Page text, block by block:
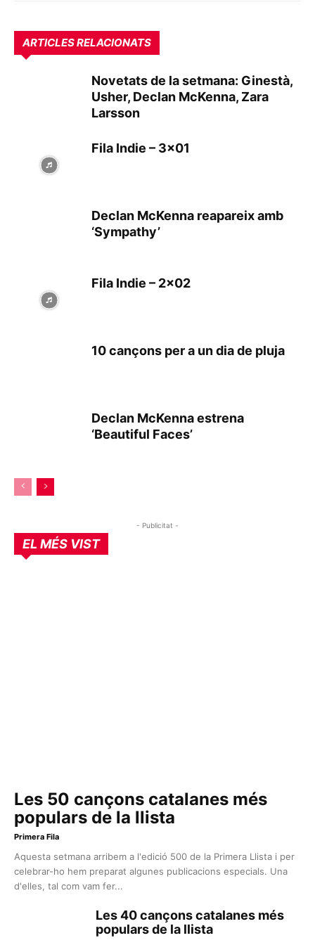
ARTICLES RELACIONATS
Novetats de la setmana: Ginestà,
Usher, Declan McKenna, Zara
Larsson
Fila Indie – 3×01
Declan McKenna reapareix amb
‘Sympathy’
Fila Indie – 2×02
10 cançons per a un dia de pluja
Declan McKenna estrena
‘Beautiful Faces’
- Publicitat -
EL MÉS VIST
Les 50 cançons catalanes més
populars de la llista
Primera Fila
Aquesta setmana arribem a l'edició 500 de la Primera Llista i per
celebrar-ho hem preparat algunes publicacions especials. Una
d'elles, tal com vam fer...
Les 40 cançons catalanes més
populars de la llista